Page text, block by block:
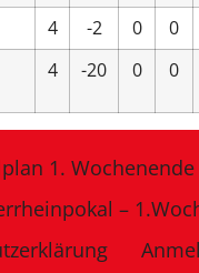
4 -2 0 0
4 -20 0 0
1. Wochenende
–